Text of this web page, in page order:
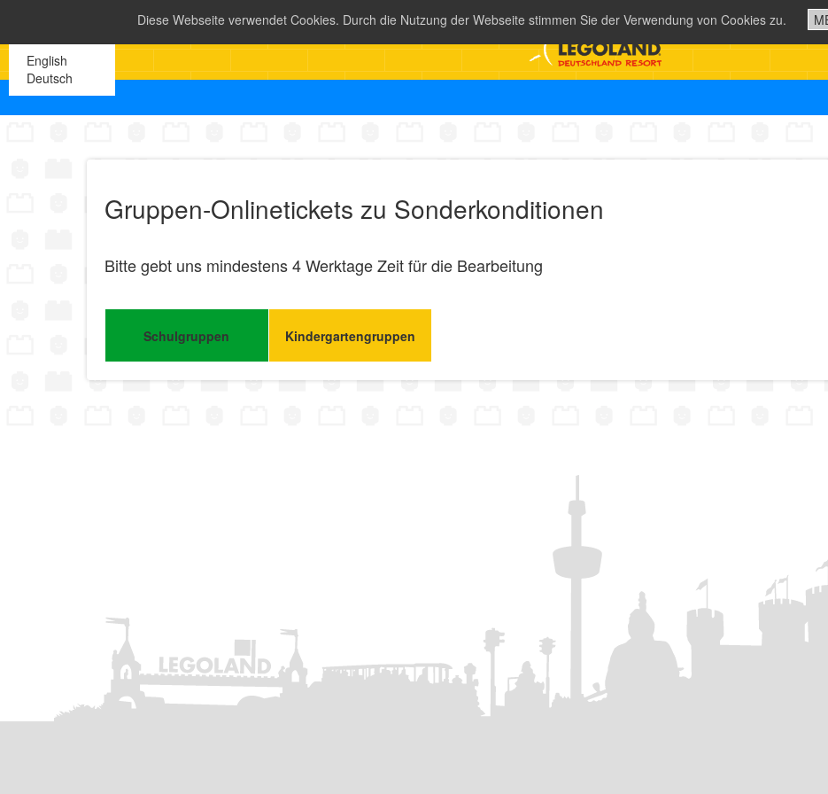
Diese Webseite verwendet Cookies. Durch die Nutzung der Webseite stimmen Sie der Verwendung von Cookies zu.
English
Deutsch
Gruppen-Onlinetickets zu Sonderkonditionen
Bitte gebt uns mindestens 4 Werktage Zeit für die Bearbeitung
Schulgruppen Kindergartengruppen